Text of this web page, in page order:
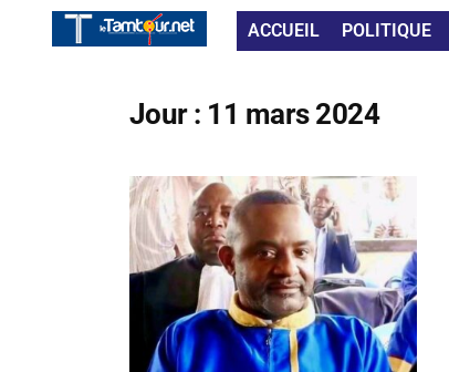
ACCUEIL POLITIQUE
Jour : 11 mars 2024